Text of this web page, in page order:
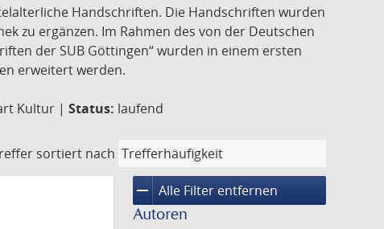
Handschriften. Die Handschriften wurden
zu ergänzen. Im Rahmen des von der Deutschen
der SUB Göttingen“ wurden in einem ersten
erweitert werden.
Kultur | Status: laufend
sortiert nach
remove Alle Filter entfernen
Autoren